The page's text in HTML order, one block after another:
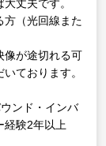
丈夫です。
方（光回線また
像が途切れる可
ております。
ンド・インバ
経験2年以上